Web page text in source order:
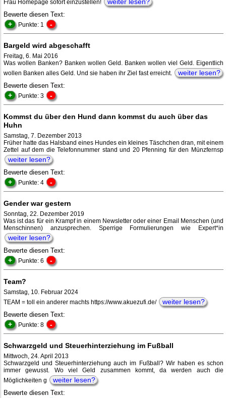
Frau Homepage sofort einzustellen! weiter lesen?
Bewerte diesen Text:
+ Punkte: 1 -
Bargeld wird abgeschafft
Freitag, 6. Mai 2016
Was wollen Banken? Banken wollen Geld. Banken wollen viel Geld. Eigentlich
wollen Banken alles Geld. Und sie haben ihr Ziel fast erreicht.
weiter lesen?
Bewerte diesen Text:
+ Punkte: 3 -
Kommst du über den Hund dann kommst du auch über das
Huhn
Samstag, 7. Dezember 2013
Früher hatte das Halsband eines Hundes ein kleines Täschchen dran, mit einem
Zettel auf dem die Telefonnummer stand und 20 Pfenning für den Münzfernsp
weiter lesen?
Bewerte diesen Text:
+ Punkte: 4 -
Gender war gestern
Sonntag, 22. Dezember 2019
Was ist das für ein Krampf in einem Newsletter oder einer Email Menschen (und
Menschinnen) anzusprechen. Sperrige Formulierungen wie Expert*in
weiter lesen?
Bewerte diesen Text:
+ Punkte: 6 -
Team?
Samstag, 10. Februar 2024
TEAM = toll ein anderer machts https://www.akuezufi.de/
weiter lesen?
Bewerte diesen Text:
+ Punkte: 8 -
Schwarzgeld und Steuerhinterziehung im Fußball
Mittwoch, 24. April 2013
Schwarzgeld und Steuerhinterziehung auch im Fußball? Wir haben es schon
immer gewusst. Wo viel Geld zusammen kommt, da werden auch die
Möglichkeiten g
weiter lesen?
Bewerte diesen Text: